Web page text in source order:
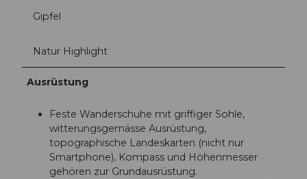
Gipfel
Natur Highlight
Ausrüstung
Feste Wanderschuhe mit griffiger Sohle,
witterungsgemässe Ausrüstung,
topographische Landeskarten (nicht nur
Smartphone), Kompass und Höhenmesser
gehören zur Grundausrüstung.